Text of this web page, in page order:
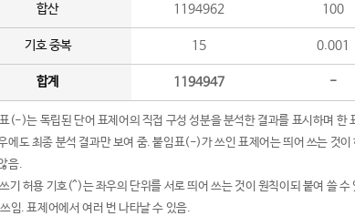
합산 1194962 100
기호 중복 15 0.001
합계 1194947 -
(-)는 독립된 단어 표제어의 직접 구성 성분을 분석한 결과를 표시하며 한
에도 최종 분석 결과만 보여 줌. 붙임표(-)가 쓰인 표제어는 띄어 쓰는 것
음.
기 허용 기호(^)는 좌우의 단위를 서로 띄어 쓰는 것이 원칙이되 붙여 쓸 수
임. 표제어에서 여러 번 나타날 수 있음.